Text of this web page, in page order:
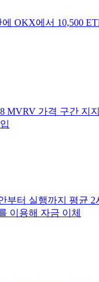
OKX에서 10,500
MVRV 가격 구간 지
부터 실행까지 평균
이용해 자금 이체